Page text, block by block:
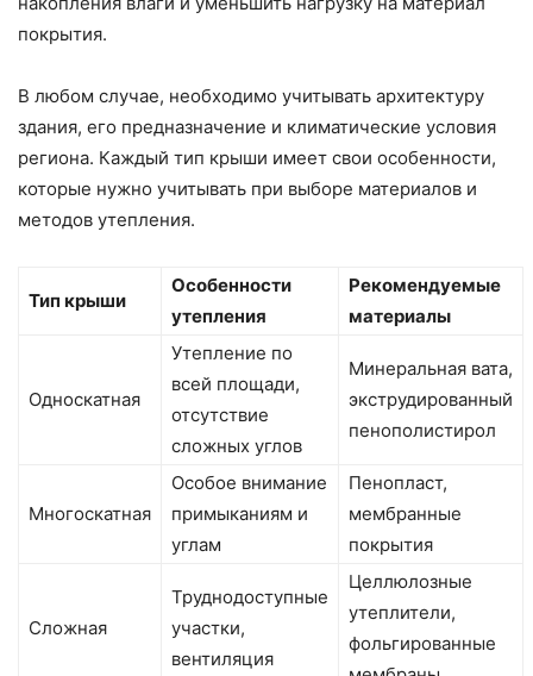
покрытия.
В любом случае, необходимо учитывать архитектуру
здания, его предназначение и климатические условия
региона. Каждый тип крыши имеет свои особенности,
которые нужно учитывать при выборе материалов и
методов утепления.
Тип крыши
Особенности
утепления
Рекомендуемые
материалы
Односкатная
Утепление по
всей площади,
отсутствие
сложных углов
Минеральная вата,
экструдированный
пенополистирол
Многоскатная
Особое внимание
примыканиям и
углам
Пенопласт,
мембранные
покрытия
Сложная
Труднодоступные
участки,
вентиляция
Целлюлозные
утеплители,
фольгированные